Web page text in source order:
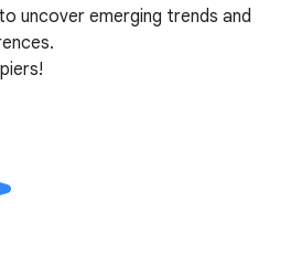
uncover emerging trends and